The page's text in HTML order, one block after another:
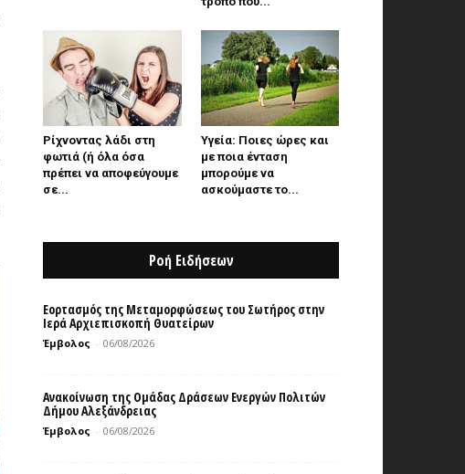
Ρίχνοντας λάδι στη
φωτιά (ή όλα όσα
πρέπει να αποφεύγουμε
σε...
Υγεία: Ποιες ώρες και
με ποια ένταση
μπορούμε να
ασκούμαστε το...
Ροή Ειδήσεων
Εορτασμός της Μεταμορφώσεως του Σωτήρος στην
Ιερά Αρχιεπισκοπή Θυατείρων
Έμβολος - 06/08/2026
Ανακοίνωση της Ομάδας Δράσεων Ενεργών Πολιτών
Δήμου Αλεξάνδρειας
Έμβολος - 06/08/2026